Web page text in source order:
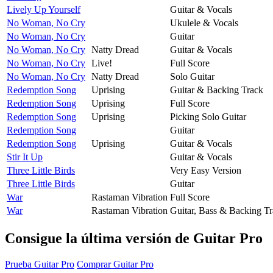
Lively Up Yourself
Guitar & Vocals
No Woman, No Cry
Ukulele & Vocals
No Woman, No Cry
Guitar
No Woman, No Cry Natty Dread
Guitar & Vocals
No Woman, No Cry Live!
Full Score
No Woman, No Cry Natty Dread
Solo Guitar
Redemption Song
Uprising
Guitar & Backing Track
Redemption Song
Uprising
Full Score
Redemption Song
Uprising
Picking Solo Guitar
Redemption Song
Guitar
Redemption Song
Uprising
Guitar & Vocals
Stir It Up
Guitar & Vocals
Three Little Birds
Very Easy Version
Three Little Birds
Guitar
War
Rastaman Vibration Full Score
War
Rastaman Vibration Guitar, Bass & Backing
Consigue la última versión de Guitar Pro
Prueba Guitar Pro Comprar Guitar Pro